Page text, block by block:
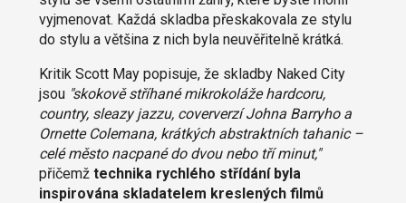
vyjmenovat. Každá skladba přeskakovala ze stylu
do stylu a většina z nich byla neuvěřitelně krátká.
Kritik Scott May popisuje, že skladby Naked City
jsou "skokově stříhané mikrokoláže hardcoru,
country, sleazy jazzu, coververzí Johna Barryho a
Ornette Colemana, krátkých abstraktních tahanic –
celé město nacpané do dvou nebo tří minut,"
přičemž technika rychlého střídání byla
inspirována skladatelem kreslených filmů